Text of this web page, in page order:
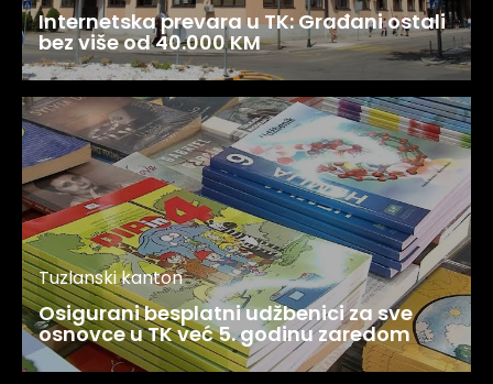
Internetska prevara u TK: Građani ostali
bez više od 40.000 KM
Tuzlanski kanton
Osigurani besplatni udžbenici za sve
osnovce u TK već 5. godinu zaredom